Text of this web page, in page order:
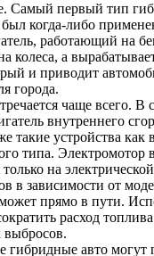
Самый первый тип
когда-либо
работающий на
колеса, а
и приводит
города.
чаще всего. В
внутреннего
такие устройства как
типа. Электромотор
только на
в зависимости от
прямо в пути.
расход
выбросов.
гибридные авто могут